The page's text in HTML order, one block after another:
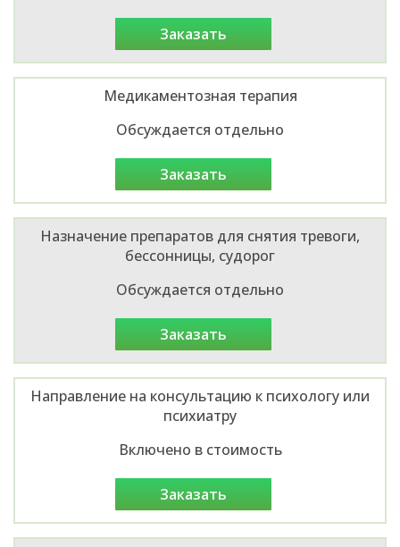
заказать
Медикаментозная терапия
Обсуждается отдельно
заказать
Назначение препаратов для снятия тревоги,
бессонницы, судорог
Обсуждается отдельно
заказать
Направление на консультацию к психологу или
психиатру
Включено в стоимость
заказать